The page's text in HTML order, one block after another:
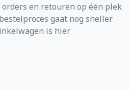
orders en retouren op één plek
gaat nog sneller
is hier